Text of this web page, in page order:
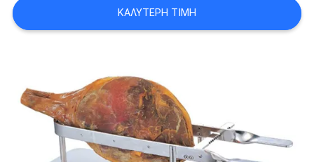
SITEMAP
POLICY
ΚΑΛΎΤΕΡΗ ΤΙΜΉ